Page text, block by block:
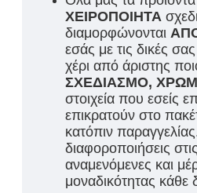
ΧΕΙΡΟΠΟΙΗΤΑ
διαμορφώνονται
εσάς με τις δικές
χέρι από άριστης
ΣΧΕΔΙΑΣΜΟ,
στοιχεία που εσείς
επικρατούν στο
κατόπιν
διαφοροποιήσεις
αναμενόμενες και
μοναδικότητας κάθε